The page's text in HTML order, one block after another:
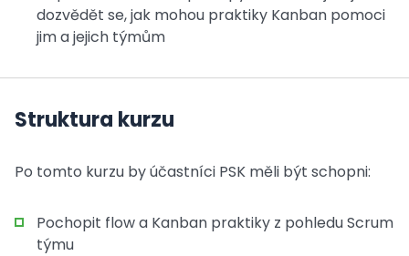
dozvědět se, jak mohou praktiky Kanban pomoci
jim a jejich týmům
Struktura kurzu
Po tomto kurzu by účastníci PSK měli být schopni:
Pochopit flow a Kanban praktiky z pohledu Scrum
týmu